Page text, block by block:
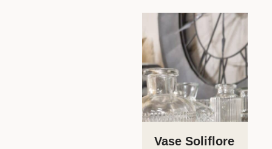
Vase Soliflore